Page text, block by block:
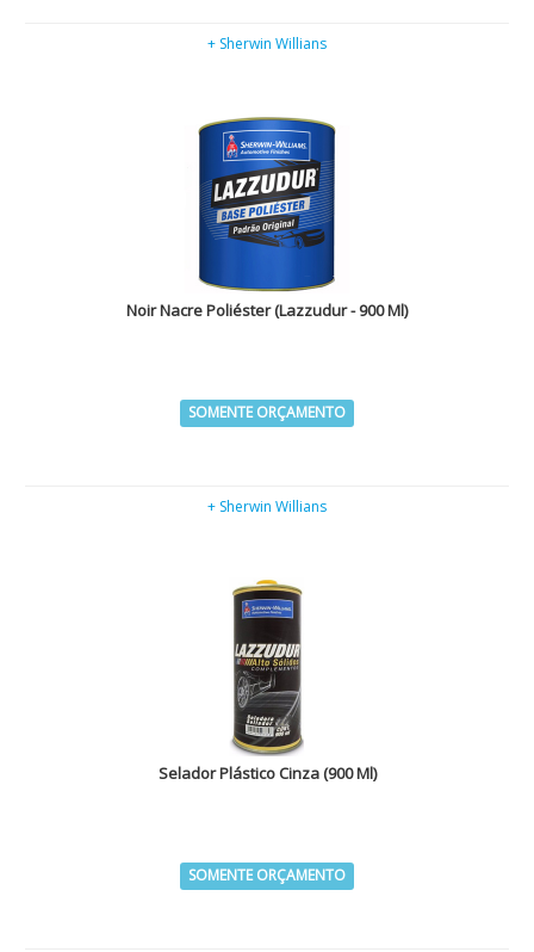
+ Sherwin Willians
Noir Nacre Poliéster (Lazzudur - 900 Ml)
SOMENTE ORÇAMENTO
+ Sherwin Willians
Selador Plástico Cinza (900 Ml)
SOMENTE ORÇAMENTO